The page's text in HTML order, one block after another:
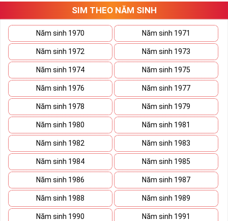
SIM THEO NĂM SINH
Năm sinh 1970 Năm sinh 1971
Năm sinh 1972 Năm sinh 1973
Năm sinh 1974 Năm sinh 1975
Năm sinh 1976 Năm sinh 1977
Năm sinh 1978 Năm sinh 1979
Năm sinh 1980 Năm sinh 1981
Năm sinh 1982 Năm sinh 1983
Năm sinh 1984 Năm sinh 1985
Năm sinh 1986 Năm sinh 1987
Năm sinh 1988 Năm sinh 1989
Năm sinh 1990 Năm sinh 1991